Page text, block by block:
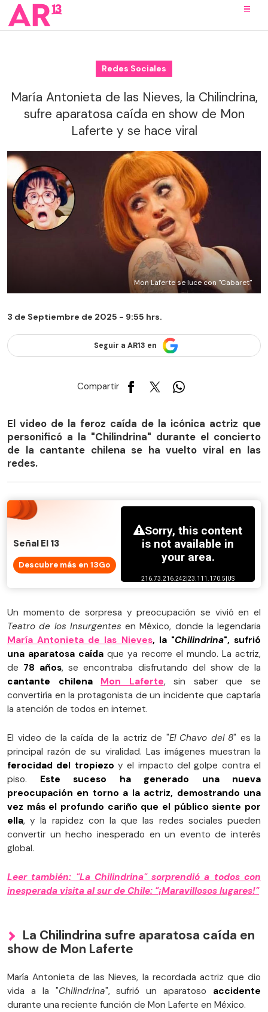
Redes Sociales
María Antonieta de las Nieves, la Chilindrina,
sufre aparatosa caída en show de Mon
Laferte y se hace viral
Mon Laferte se luce con "Cabaret"
3 de Septiembre de 2025 - 9:55 hrs.
Seguir a AR13 en
Compartir
El video de la feroz caída de la icónica actriz que
personificó a la "Chilindrina" durante el concierto
de la cantante chilena se ha vuelto viral en las
redes.
Señal El 13
Descubre más en 13Go
Un momento de sorpresa y preocupación se vivió en el
Teatro de los Insurgentes en México, donde la legendaria
María Antonieta de las Nieves, la "Chilindrina", sufrió
una aparatosa caída que ya recorre el mundo. La actriz,
de 78 años, se encontraba disfrutando del show de la
cantante chilena Mon Laferte, sin saber que se
convertiría en la protagonista de un incidente que captaría
la atención de todos en internet.
El video de la caída de la actriz de "El Chavo del 8" es la
principal razón de su viralidad. Las imágenes muestran la
ferocidad del tropiezo y el impacto del golpe contra el
piso. Este suceso ha generado una nueva
preocupación en torno a la actriz, demostrando una
vez más el profundo cariño que el público siente por
ella, y la rapidez con la que las redes sociales pueden
convertir un hecho inesperado en un evento de interés
global.
Leer también: "La Chilindrina" sorprendió a todos con
inesperada visita al sur de Chile: "¡Maravillosos lugares!"
La Chilindrina sufre aparatosa caída en
show de Mon Laferte
María Antonieta de las Nieves, la recordada actriz que dio
vida a la "Chilindrina", sufrió un aparatoso accidente
durante una reciente función de Mon Laferte en México.